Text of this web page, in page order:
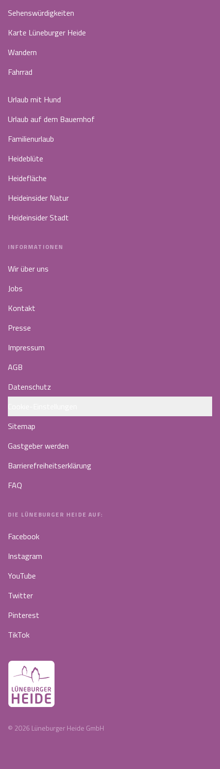
Sehenswürdigkeiten
Karte Lüneburger Heide
Wandern
Fahrrad
Urlaub mit Hund
Urlaub auf dem Bauernhof
Familienurlaub
Heideblüte
Heidefläche
Heideinsider Natur
Heideinsider Stadt
INFORMATIONEN
Wir über uns
Jobs
Kontakt
Presse
Impressum
AGB
Datenschutz
Sitemap
Gastgeber werden
Barrierefreiheitserklärung
FAQ
DIE LÜNEBURGER HEIDE AUF:
Facebook
Instagram
YouTube
Twitter
Pinterest
TikTok
© 2026 Lüneburger Heide GmbH